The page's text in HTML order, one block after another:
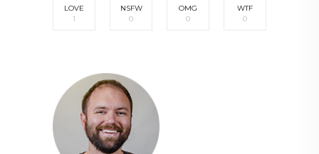
LOVE
1
NSFW
0
OMG
0
WTF
0